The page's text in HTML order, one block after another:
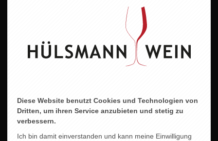
RINGS SPÄTBURGUNDER
17,90 EUR
BORN TO BE WILD
10,60 EUR
Diese Website benutzt Cookies und Technologien von
Dritten, um ihren Service anzubieten und stetig zu
verbessern.
Ich bin damit einverstanden und kann meine Einwilligung